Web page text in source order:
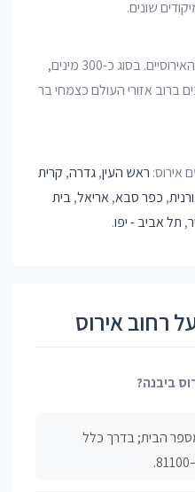
אִירוּס או אִירִיס הוא סוג במשפחת האירוסיים. בסוג כ-300 מינים,
ברוב אזורי העולם כצמחי בר
ראש העין,גדרה, קרית
, כפר סבא,אריאל,בית
, תל אביב - יפו.
רחוב אירוס
ביבנה?
הבית; בדרך כלל